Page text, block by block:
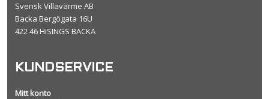
Svensk Villavärme AB
Backa Bergögata 16U
422 46 HISINGS BACKA
KUNDSERVICE
Mitt konto